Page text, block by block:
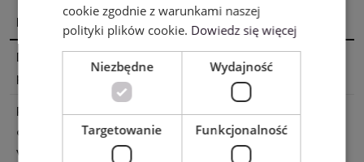
Nazwa Wartość
Dane
producenta
Irwindale, CA 91706, USA
Podmiot
odpowiedzialny
w UE
E-CrossStu GmbH Mainzer
Landstr.6960329 Frankfurt am Mai
Germany e-crossstu@outlook.com
cookie zgodnie z warunkami naszej
polityki plików cookie. Dowiedz się więcej
Niezbędne Wydajność
Targetowanie Funkcjonalność